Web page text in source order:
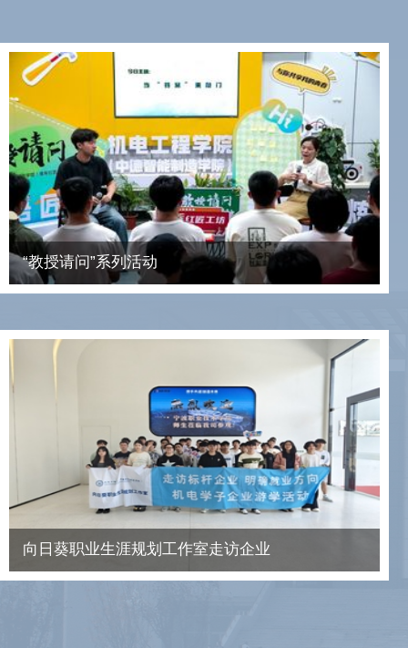
“教授请问”系列活动
向日葵职业生涯规划工作室走访企业